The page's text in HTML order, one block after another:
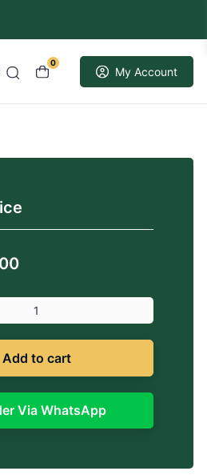
0
My Account
Resto Kusen Pintu Jati
Add to cart
Via WhatsApp